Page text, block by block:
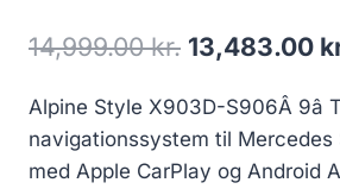
14,999.00kr. Den
pris
var:
13,483.00
Alpine Style X903D-S906Â 9â
navigationssystem til Mercedes
med Apple CarPlay og Android